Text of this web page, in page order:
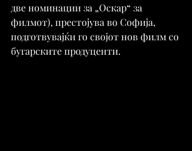
две номинации за „Оскар“ за
филмот), престојува во Софија,
подготвувајќи го својот нов филм со
бугарските продуценти.